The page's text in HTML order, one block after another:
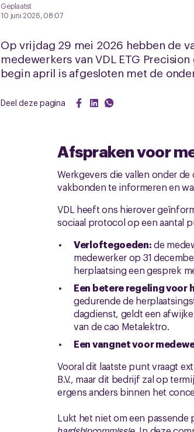
Geplaatst
10 juni 2026, 08:07
Op vrijdag 29 mei 2026 hebben de
medewerkers van VDL ETG
begin april is afgesloten met de
Deel deze pagina
Afspraken voor
Werkgevers die vallen onder
vakbonden te informeren en
VDL heeft ons hierover
sociaal protocol op een aantal
Verloftegoeden:de
medewerker op 31
herplaatsing een gesprek
Een betere regeling voor
gedurende de
dagdienst, geldt een
van de cao Metalektro.
Een vangnet voor
Vooral dit laatste punt vraagt
B.V., maar dit bedrijf zal op
ergens anders binnen het
Lukt het niet om een passende